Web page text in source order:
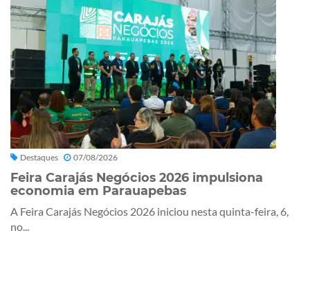
Destaques 07/08/2026
Feira Carajás Negócios 2026 impulsiona
economia em Parauapebas
A Feira Carajás Negócios 2026 iniciou nesta quinta-feira, 6,
no...